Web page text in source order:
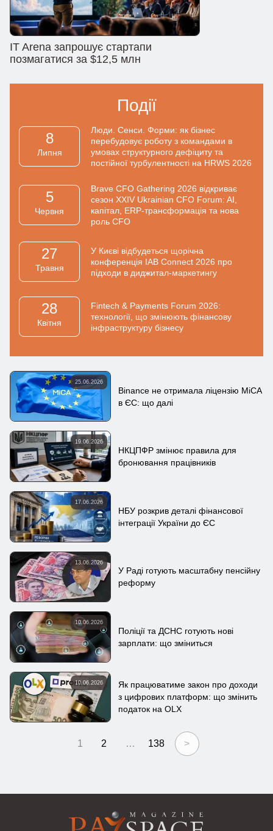
IT Arena запрошує стартапи
позмагатися за $12,5 млн
Події
8
Липня
Люди. Сенси. Форми: як бізнес
перебудовує роботу з командами в
умовах структурного дефіциту та
постійної турбулентності на HRWS 2026
5
Червня
Brave CFO Gathering 2026 відкриває
сезон XXIV Ukrainian CFO Forum: AI,
капітал, ERP-трансформація та нова
роль CFO
27
Травня
У Києві відбудеться щорічна
конференція IAB Connect 2026 про
підходи в диджитал-маркетингу
28
Квiтня
Fintech & Payments Forum 2026:
технології, що змінюють фінансову
інфраструктуру бізнесу
25.06.2026
Binance не отримала ліцензію MiCA
в ЄС: що далі
19.06.2026
НКЦПФР змінює правила для
бронювання працівників
17.06.2026
НБУ розкрив деталі фінансової
інтеграції України до ЄС
13.06.2026
У Раді готують масштабну пенсійну
реформу
10.06.2026
Поліції та ДСНС готують нові
зарплати: що зміниться
10.06.2026
Як працюватиме закон про доходи
з цифрових платформ: що змінить
податок на OLX
1 2 … 138 >